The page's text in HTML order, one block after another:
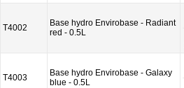
T4002
Base hydro Envirobase - Radiant
red - 0.5L
T4003
Base hydro Envirobase - Galaxy
blue - 0.5L